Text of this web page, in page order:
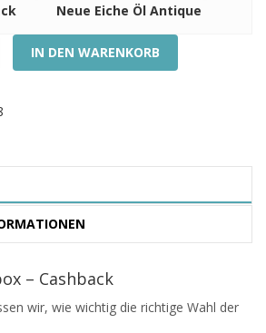
Neue Eiche Öl Antique
IN DEN WARENKORB
– Cashback
wir, wie wichtig die richtige Wahl der